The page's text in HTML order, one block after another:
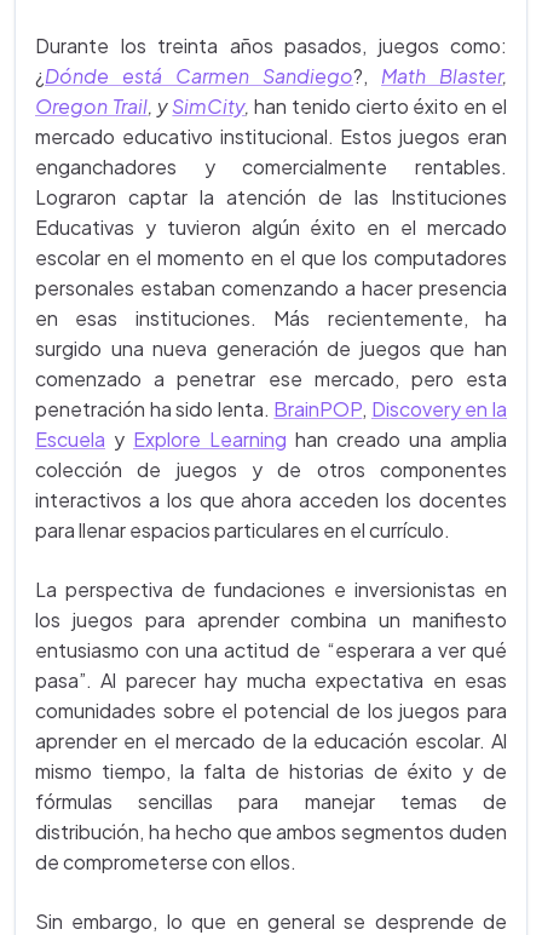
Durante los treinta años pasados, juegos como:
¿Dónde está Carmen Sandiego?, Math Blaster,
Oregon Trail, ySimCity,han tenido cierto éxito en el
mercado educativo institucional. Estos juegos eran
enganchadores y comercialmente rentables.
Lograron captar la atención de las Instituciones
Educativas y tuvieron algún éxito en el mercado
escolar en el momento en el que los computadores
personales estaban comenzando a hacer presencia
en esas instituciones. Más recientemente, ha
surgido una nueva generación de juegos que han
comenzado a penetrar ese mercado, pero esta
penetración ha sido lenta. BrainPOP, Discovery en la
Escuela y Explore Learning han creado una amplia
colección de juegos y de otros componentes
interactivos a los que ahora acceden los docentes
para llenar espacios particulares en el currículo.
La perspectiva de fundaciones e inversionistas en
los juegos para aprender combina un manifiesto
entusiasmo con una actitud de “esperara a ver qué
pasa”. Al parecer hay mucha expectativa en esas
comunidades sobre el potencial de los juegos para
aprender en el mercado de la educación escolar. Al
mismo tiempo, la falta de historias de éxito y de
fórmulas sencillas para manejar temas de
distribución, ha hecho que ambos segmentos duden
de comprometerse con ellos.
Sin embargo, lo que en general se desprende de